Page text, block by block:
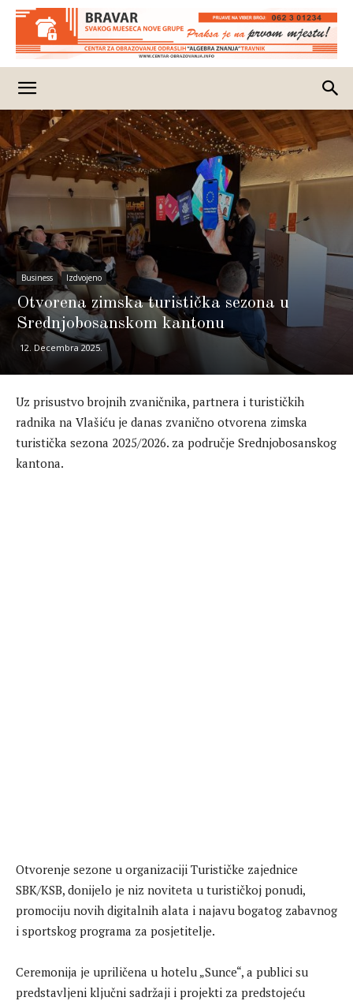
Business Izdvojeno
Otvorena zimska turistička sezona u
Srednjobosanskom kantonu
12. Decembra 2025.
Uz prisustvo brojnih zvaničnika, partnera i turističkih
radnika na Vlašiću je danas zvanično otvorena zimska
turistička sezona 2025/2026. za područje Srednjobosanskog
kantona.
Otvorenje sezone u organizaciji Turističke zajednice
SBK/KSB, donijelo je niz noviteta u turističkoj ponudi,
promociju novih digitalnih alata i najavu bogatog zabavnog
i sportskog programa za posjetitelje.
Ceremonija je upriličena u hotelu „Sunce“, a publici su
predstavljeni ključni sadržaji i projekti za predstojeću